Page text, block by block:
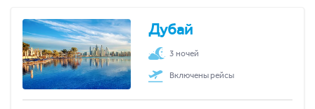
Дубай
3 ночей
Включены рейсы